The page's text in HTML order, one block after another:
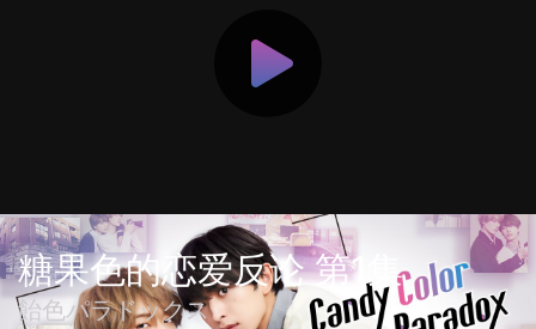
糖果色的恋爱反论 第1集
飴色パラドックス